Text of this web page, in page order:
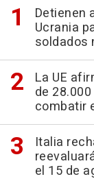
Detienen
Ucrania
soldados
La UE
de
combatir
Italia
el 15 de